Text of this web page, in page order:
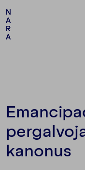
N
A
R
A
N
A
R
A
kanonus